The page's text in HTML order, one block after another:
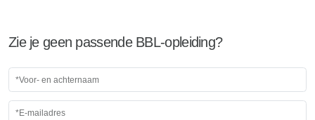
Zie je geen passende BBL-opleiding?